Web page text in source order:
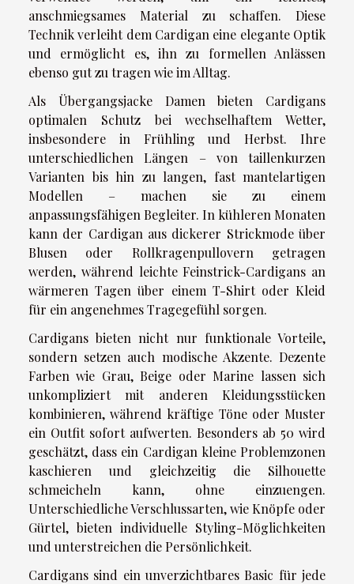
anschmiegsames Material zu schaffen. Diese
Technik verleiht dem Cardigan eine elegante Optik
und ermöglicht es, ihn zu formellen Anlässen
ebenso gut zu tragen wie im Alltag.
Als Übergangsjacke Damen bieten Cardigans
optimalen Schutz bei wechselhaftem Wetter,
insbesondere in Frühling und Herbst. Ihre
unterschiedlichen Längen – von taillenkurzen
Varianten bis hin zu langen, fast mantelartigen
Modellen – machen sie zu einem
anpassungsfähigen Begleiter. In kühleren Monaten
kann der Cardigan aus dickerer Strickmode über
Blusen oder Rollkragenpullovern getragen
werden, während leichte Feinstrick-Cardigans an
wärmeren Tagen über einem T-Shirt oder Kleid
für ein angenehmes Tragegefühl sorgen.
Cardigans bieten nicht nur funktionale Vorteile,
sondern setzen auch modische Akzente. Dezente
Farben wie Grau, Beige oder Marine lassen sich
unkompliziert mit anderen Kleidungsstücken
kombinieren, während kräftige Töne oder Muster
ein Outfit sofort aufwerten. Besonders ab 50 wird
geschätzt, dass ein Cardigan kleine Problemzonen
kaschieren und gleichzeitig die Silhouette
schmeicheln kann, ohne einzuengen.
Unterschiedliche Verschlussarten, wie Knöpfe oder
Gürtel, bieten individuelle Styling-Möglichkeiten
und unterstreichen die Persönlichkeit.
Cardigans sind ein unverzichtbares Basic für jede